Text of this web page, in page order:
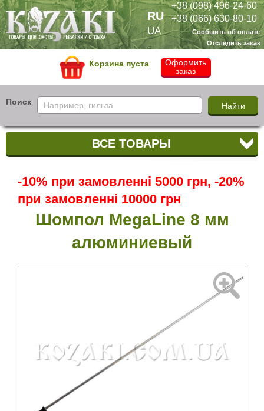
+38 (098) 496-24-60
+38 (066) 630-80-10
Сообщить об оплате
Отследить заказ
RU
UA
Корзина пуста
Оформить
заказ
Поиск
ВСЕ ТОВАРЫ
-10% при замовленні 5000 грн, -20%
при замовленні 10000 грн
Шомпол MegaLine 8 мм
алюминиевый